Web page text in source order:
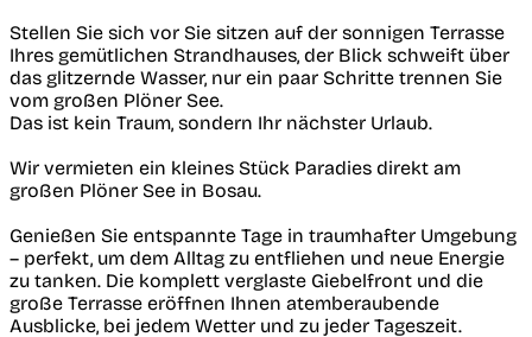
Stellen Sie sich vor Sie sitzen auf der sonnigen Terrasse
Ihres gemütlichen Strandhauses, der Blick schweift über
das glitzernde Wasser, nur ein paar Schritte trennen Sie
vom großen Plöner See.
Das ist kein Traum, sondern Ihr nächster Urlaub.
Wir vermieten ein kleines Stück Paradies direkt am
großen Plöner See in Bosau.
Genießen Sie entspannte Tage in traumhafter Umgebung
– perfekt, um dem Alltag zu entfliehen und neue Energie
zu tanken. Die komplett verglaste Giebelfront und die
große Terrasse eröffnen Ihnen atemberaubende
Ausblicke, bei jedem Wetter und zu jeder Tageszeit.